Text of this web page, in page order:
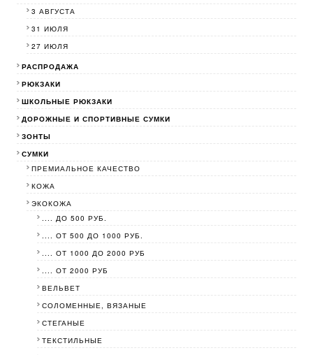
3 АВГУСТА
31 ИЮЛЯ
27 ИЮЛЯ
РАСПРОДАЖА
РЮКЗАКИ
ШКОЛЬНЫЕ РЮКЗАКИ
ДОРОЖНЫЕ И СПОРТИВНЫЕ СУМКИ
ЗОНТЫ
СУМКИ
ПРЕМИАЛЬНОЕ КАЧЕСТВО
КОЖА
ЭКОКОЖА
.... ДО 500 РУБ.
.... ОТ 500 ДО 1000 РУБ.
.... ОТ 1000 ДО 2000 РУБ
.... ОТ 2000 РУБ
ВЕЛЬВЕТ
СОЛОМЕННЫЕ, ВЯЗАНЫЕ
СТЕГАНЫЕ
ТЕКСТИЛЬНЫЕ